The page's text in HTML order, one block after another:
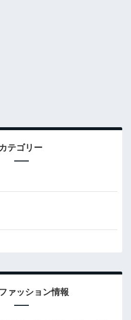
カテゴリー
ァッション情報